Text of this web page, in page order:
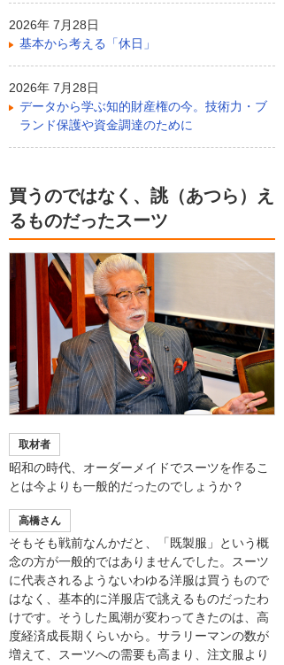
2026年 7月28日
基本から考える「休日」
2026年 7月28日
データから学ぶ知的財産権の今。技術力・ブ
ランド保護や資金調達のために
買うのではなく、誂（あつら）え
るものだったスーツ
取材者
昭和の時代、オーダーメイドでスーツを作るこ
とは今よりも一般的だったのでしょうか？
高橋さん
そもそも戦前なんかだと、「既製服」という概
念の方が一般的ではありませんでした。スーツ
に代表されるようないわゆる洋服は買うもので
はなく、基本的に洋服店で誂えるものだったわ
けです。そうした風潮が変わってきたのは、高
度経済成長期くらいから。サラリーマンの数が
増えて、スーツへの需要も高まり、注文服より